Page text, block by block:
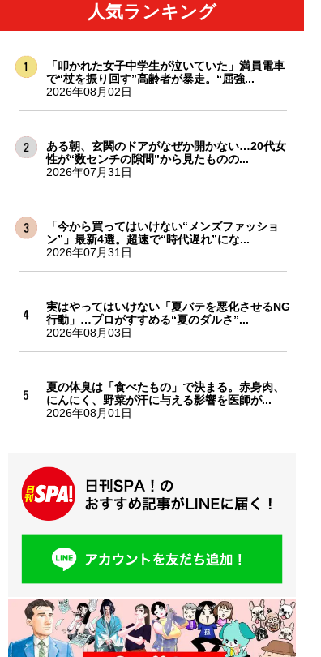
人気ランキング
「叩かれた女子中学生が泣いていた」満員電車
で“杖を振り回す”高齢者が暴走。“屈強...
2026年08月02日
ある朝、玄関のドアがなぜか開かない…20代女
性が“数センチの隙間”から見たものの...
2026年07月31日
「今から買ってはいけない“メンズファッショ
ン”」最新4選。超速で“時代遅れ”にな...
2026年07月31日
実はやってはいけない「夏バテを悪化させるNG
行動」…プロがすすめる“夏のダルさ”...
2026年08月03日
夏の体臭は「食べたもの」で決まる。赤身肉、
にんにく、野菜が汗に与える影響を医師が...
2026年08月01日